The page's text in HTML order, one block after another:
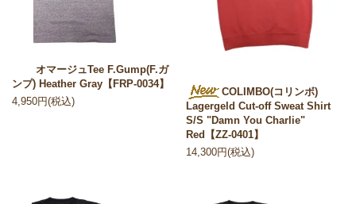
オマージュTee F.Gump(F.ガ
ンプ) Heather Gray【FRP-0034】
4,950円(税込)
COLIMBO(コリンボ)
Lagergeld Cut-off Sweat Shirt
S/S "Damn You Charlie"
Red【ZZ-0401】
14,300円(税込)